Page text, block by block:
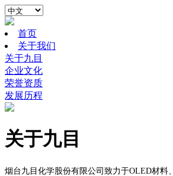
首页
关于我们
关于九目
企业文化
荣誉资质
发展历程
关于九目
烟台九目化学股份有限公司致力于OLED材料、